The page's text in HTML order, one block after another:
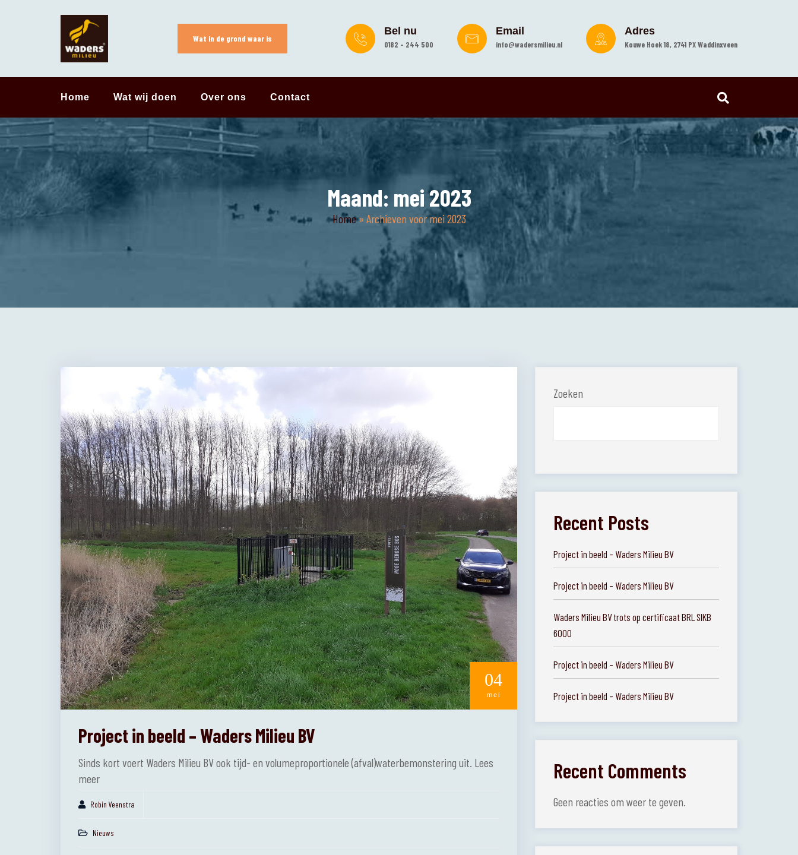
Wat in de grond waar is
Bel nu
0182 - 244 500
Email
info@wadersmilieu.nl
Adres
Kouwe Hoek 18, 2741 PX Waddinxveen
Home Wat wij doen Over ons Contact
Maand: mei 2023
Home» Archieven voor mei 2023
04
mei
Project in beeld – Waders Milieu BV
Sinds kort voert Waders Milieu BV ook tijd- en volumeproportionele (afval)waterbemonstering uit. Lees
meer
Robin Veenstra
Nieuws
Zoeken
Recent Posts
Project in beeld – Waders Milieu BV
Project in beeld – Waders Milieu BV
Waders Milieu BV trots op certificaat BRL SIKB
6000
Project in beeld – Waders Milieu BV
Project in beeld – Waders Milieu BV
Recent Comments
Geen reacties om weer te geven.